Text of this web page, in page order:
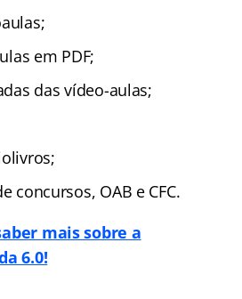
em PDF;
das vídeo-aulas;
concursos, OAB e CFC.
mais sobre a
6.0!